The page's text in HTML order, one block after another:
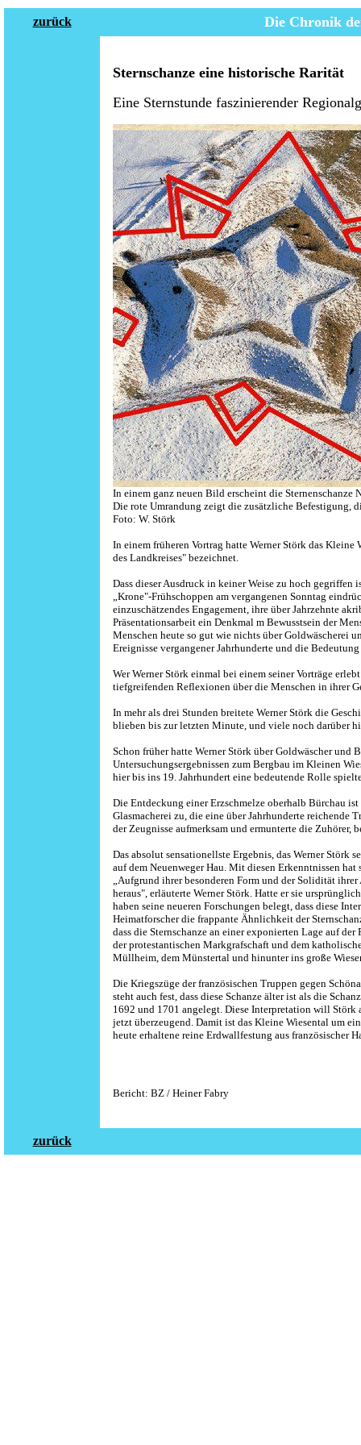
zurück Die Chronik
Sternschanze eine historische Rarität
Eine Sternstunde faszinierender
In einem ganz neuen Bild erscheint die Sternenschanze
Die rote Umrandung zeigt die zusätzliche Befestigung,
Foto: W. Störk
In einem früheren Vortrag hatte Werner Störk das
des Landkreises" bezeichnet.
Dass dieser Ausdruck in keiner Weise zu hoch
„Krone"-Frühschoppen am vergangenen Sonntag
einzuschätzendes Engagement, ihre über Jahrzehnte
Präsentationsarbeit ein Denkmal m Bewusstsein der
Menschen heute so gut wie nichts über Goldwäscherei
Ereignisse vergangener Jahrhunderte und die
Wer Werner Störk einmal bei einem seiner Vorträge
tiefgreifenden Reflexionen über die Menschen in ihrer
In mehr als drei Stunden breitete Werner Störk die
blieben bis zur letzten Minute, und viele noch darüber
Schon früher hatte Werner Störk über Goldwäscher
Untersuchungsergebnissen zum Bergbau im Kleinen
hier bis ins 19. Jahrhundert eine bedeutende Rolle
Die Entdeckung einer Erzschmelze oberhalb Bürchau
Glasmacherei zu, die eine über Jahrhunderte reichende
der Zeugnisse aufmerksam und ermunterte die Zuhörer,
Das absolut sensationellste Ergebnis, das Werner Störk
auf dem Neuenweger Hau. Mit diesen Erkenntnissen
„Aufgrund ihrer besonderen Form und der Solidität
heraus", erläuterte Werner Störk. Hatte er sie
haben seine neueren Forschungen belegt, dass diese
Heimatforscher die frappante Ähnlichkeit der
dass die Sternschanze an einer exponierten Lage auf
der protestantischen Markgrafschaft und dem
Müllheim, dem Münstertal und hinunter ins große
Die Kriegszüge der französischen Truppen gegen
steht auch fest, dass diese Schanze älter ist als die
1692 und 1701 angelegt. Diese Interpretation will
jetzt überzeugend. Damit ist das Kleine Wiesental um
heute erhaltene reine Erdwallfestung aus französischer
Bericht: BZ / Heiner Fabry
zurück